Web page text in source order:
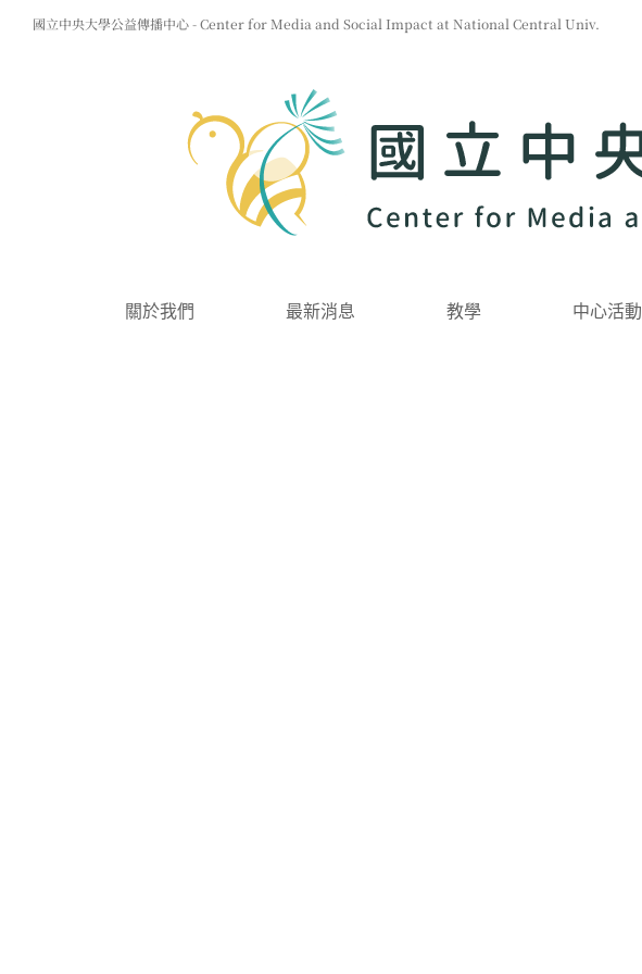
國立中央大學公益傳播中心 - Center for Media and Social Impact at National Central Univ.
關於我們 最新消息 教學 中心活動